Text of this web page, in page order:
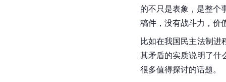
的不只是表象，是整
稿件，没有战斗力，价
比如在我国民主法制进
其矛盾的实质说明了什
很多值得探讨的话题。